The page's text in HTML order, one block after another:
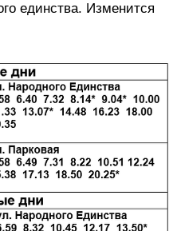
единства. Изменится